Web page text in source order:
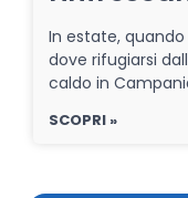
In estate,
dove rifugiarsi
caldo in
SCOPRI »